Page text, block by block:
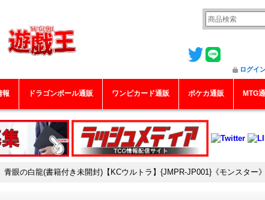
ログイ
報 ドラゴンボール通販 ワンピカード通販 ポケカ通販 MTG
青眼の白龍(書籍付き未開封)【KCウルトラ】{JMPR-JP001}《モンスター》